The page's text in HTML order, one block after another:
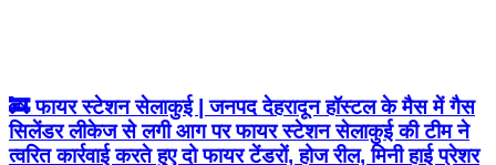
🚒 फायर स्टेशन सेलाकुई | जनपद देहरादून हॉस्टल के मैस में गैस
सिलेंडर लीकेज से लगी आग पर फायर स्टेशन सेलाकुई की टीम ने
त्वरित कार्रवाई करते हुए दो फायर टेंडरों, होज रील, मिनी हाई प्रेशर